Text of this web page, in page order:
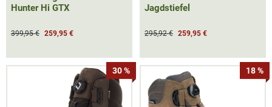
Hunter Hi GTX
399,95 € 259,95 €
Jagdstiefel
295,92 € 259,95 €
30 % 18 %